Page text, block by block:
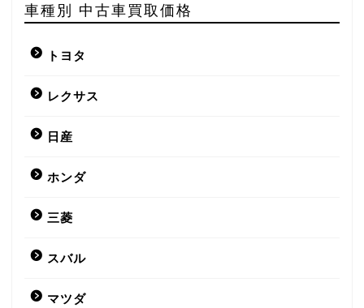
車種別 中古車買取価格
トヨタ
レクサス
日産
ホンダ
三菱
スバル
マツダ